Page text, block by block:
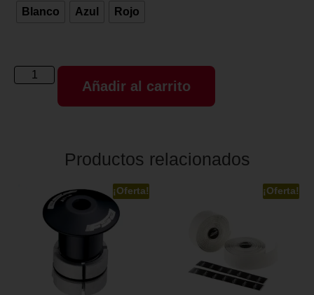
Blanco Azul Rojo
Añadir al carrito
Productos relacionados
¡Oferta! ¡Oferta!